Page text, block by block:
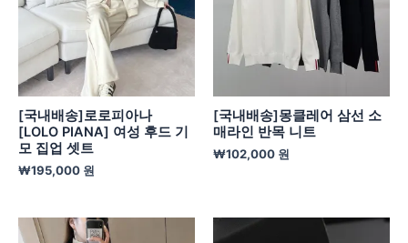
[국내배송]로로피아나
[LOLO PIANA] 여성 후드 기
모 집업 셋트
₩195,000 원
[국내배송]몽클레어 삼선 소
매라인 반목 니트
₩102,000 원